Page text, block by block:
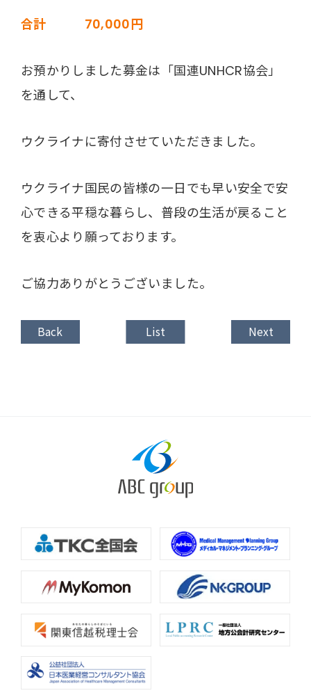
合計 70,000円
お預かりしました募金は「国連UNHCR協会」
を通して、
ウクライナに寄付させていただきました。
ウクライナ国民の皆様の一日でも早い安全で安
心できる平穏な暮らし、普段の生活が戻ること
を衷心より願っております。
ご協力ありがとうございました。
Back List Next